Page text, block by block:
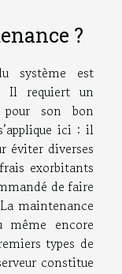
?
système est
Il requiert un
son bon
ici : il
éviter diverses
exorbitants
de faire
maintenance
même encore
types de
constitue